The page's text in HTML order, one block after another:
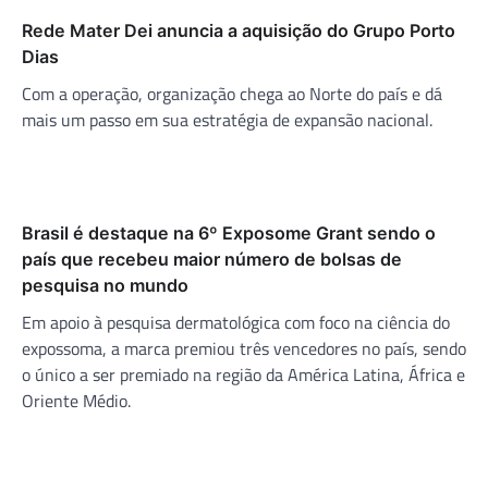
Rede Mater Dei anuncia a aquisição do Grupo Porto
Dias
Com a operação, organização chega ao Norte do país e dá
mais um passo em sua estratégia de expansão nacional.
Brasil é destaque na 6º Exposome Grant sendo o
país que recebeu maior número de bolsas de
pesquisa no mundo
Em apoio à pesquisa dermatológica com foco na ciência do
expossoma, a marca premiou três vencedores no país, sendo
o único a ser premiado na região da América Latina, África e
Oriente Médio.